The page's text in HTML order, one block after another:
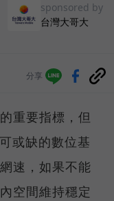
sponsored by
台灣大哥大
分享
重要指標，但
或缺的數位基
速，如果不能
空間維持穩定